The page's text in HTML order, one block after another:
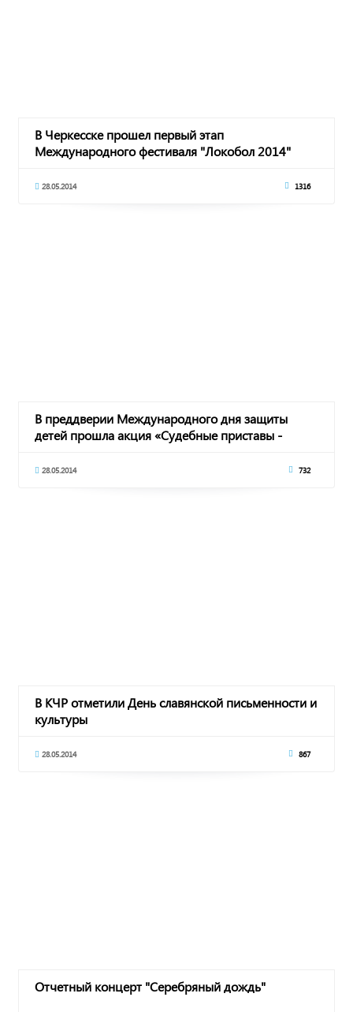
В Черкесске прошел первый этап
Международного фестиваля "Локобол 2014"
28.05.2014 1316
В преддверии Международного дня защиты
детей прошла акция «Судебные приставы -
28.05.2014 732
В КЧР отметили День славянской письменности и
культуры
28.05.2014 867
Отчетный концерт "Серебряный дождь"